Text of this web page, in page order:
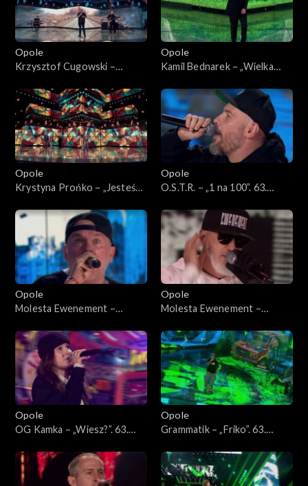
Jubileusz Bogdana Olewicza”
Opole
Krzysztof Cugowski –
Koncert „Autobiografia.
Jubileusz Bogdana Olewicza”
Opole
Kamil Bednarek – „Wielka
„Autobiografia. Jubileusz
Bogdana Olewicza”
Opole
Krystyna Prońko – „Jesteś
Koncert „Autobiografia.
Jubileusz Bogdana Olewicza”
Opole
O.S.T.R. – „1 na 100”. 63.
Jedno podwórko 2”
Opole
Molesta Ewenement –
„Hip-hop. Jedno podwórko
2”
Opole
Molesta Ewenement –
63. KFPP: Koncert „Hip-hop.
Jedno podwórko 2”
Opole
OG Kamka – „Wiesz?”. 63.
Jedno podwórko 2”
Opole
Grammatik – „Friko”. 63.
Jedno podwórko 2”